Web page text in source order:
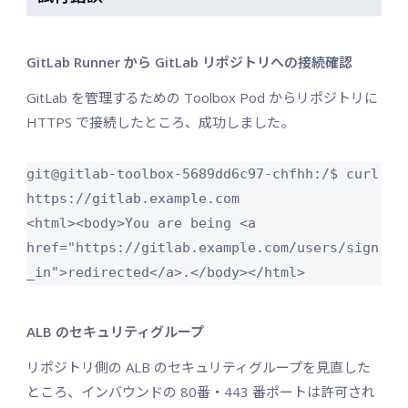
GitLab Runner から GitLab リポジトリへの接続確認
GitLab を管理するための Toolbox Pod からリポジトリに
HTTPS で接続したところ、成功しました。
git@gitlab-toolbox-5689dd6c97-chfhh:/$ curl
https://gitlab.example.com
<html><body>You are being <a
href="https://gitlab.example.com/users/sign
_in">redirected</a>.</body></html>
ALB のセキュリティグループ
リポジトリ側の ALB のセキュリティグループを見直した
ところ、インバウンドの 80番・443 番ポートは許可され